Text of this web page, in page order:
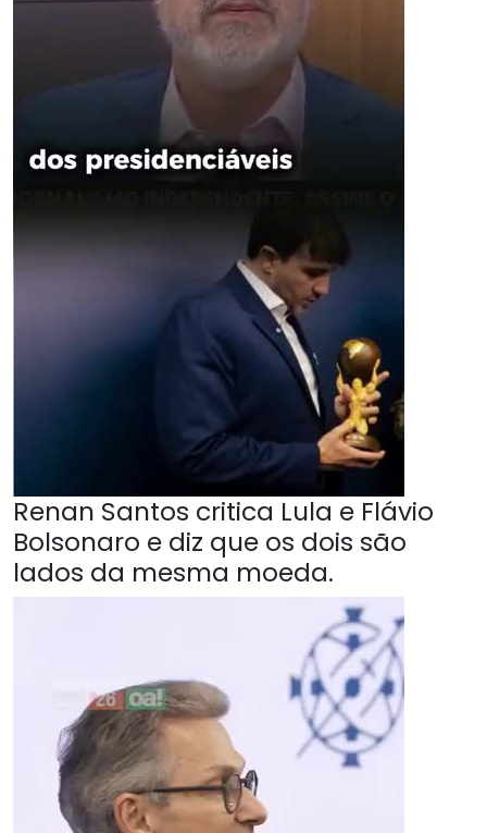
Renan Santos critica Lula e Flávio
Bolsonaro e diz que os dois são
lados da mesma moeda.